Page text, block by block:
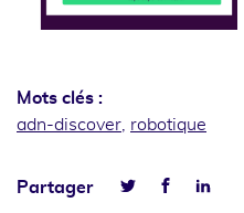
Mots clés :
adn-discover, robotique
Partager
Facebook